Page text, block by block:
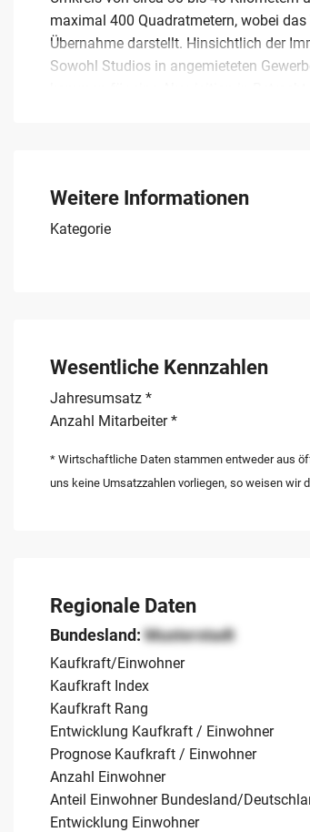
maximal 400 Quadratmetern, wobei
Übernahme darstellt. Hinsichtlich der
Sowohl Studios in angemieteten
Weitere Informationen
Kategorie
Wesentliche Kennzahlen
Jahresumsatz *
Anzahl Mitarbeiter *
* Wirtschaftliche Daten stammen entweder aus
uns keine Umsatzzahlen vorliegen, so weisen wir
Regionale Daten
Bundesland:Musterstadt
Kaufkraft/Einwohner
Kaufkraft Index
Kaufkraft Rang
Entwicklung Kaufkraft / Einwohner
Prognose Kaufkraft / Einwohner
Anzahl Einwohner
Anteil Einwohner Bundesland/
Entwicklung Einwohner